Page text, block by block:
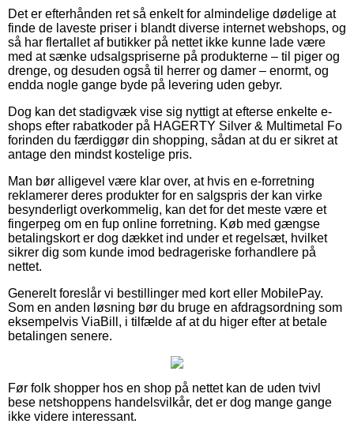
Det er efterhånden ret så enkelt for almindelige dødelige at
finde de laveste priser i blandt diverse internet webshops, og
så har flertallet af butikker på nettet ikke kunne lade være
med at sænke udsalgspriserne på produkterne – til piger og
drenge, og desuden også til herrer og damer – enormt, og
endda nogle gange byde på levering uden gebyr.
Dog kan det stadigvæk vise sig nyttigt at efterse enkelte e-
shops efter rabatkoder på HAGERTY Silver & Multimetal Fo
forinden du færdiggør din shopping, sådan at du er sikret at
antage den mindst kostelige pris.
Man bør alligevel være klar over, at hvis en e-forretning
reklamerer deres produkter for en salgspris der kan virke
besynderligt overkommelig, kan det for det meste være et
fingerpeg om en fup online forretning. Køb med gængse
betalingskort er dog dækket ind under et regelsæt, hvilket
sikrer dig som kunde imod bedrageriske forhandlere på
nettet.
Generelt foreslår vi bestillinger med kort eller MobilePay.
Som en anden løsning bør du bruge en afdragsordning som
eksempelvis ViaBill, i tilfælde af at du higer efter at betale
betalingen senere.
Før folk shopper hos en shop på nettet kan de uden tvivl
bese netshoppens handelsvilkår, det er dog mange gange
ikke videre interessant.